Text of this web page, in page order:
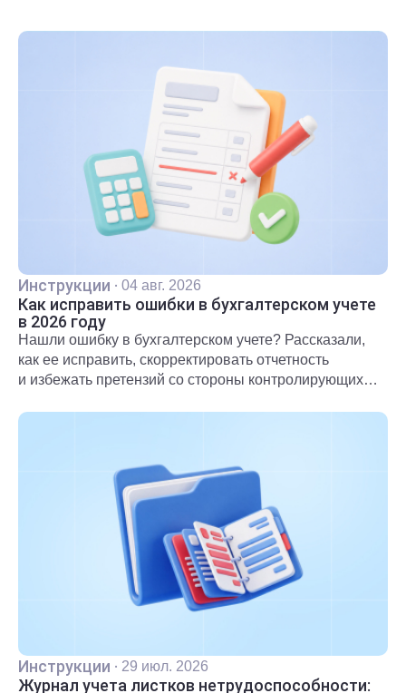
Инструкции · 04 авг. 2026
Как исправить ошибки в бухгалтерском учете
в 2026 году
Нашли ошибку в бухгалтерском учете? Рассказали,
как ее исправить, скорректировать отчетность
и избежать претензий со стороны контролирующих
Инструкции · 29 июл. 2026
Журнал учета листков нетрудоспособности: